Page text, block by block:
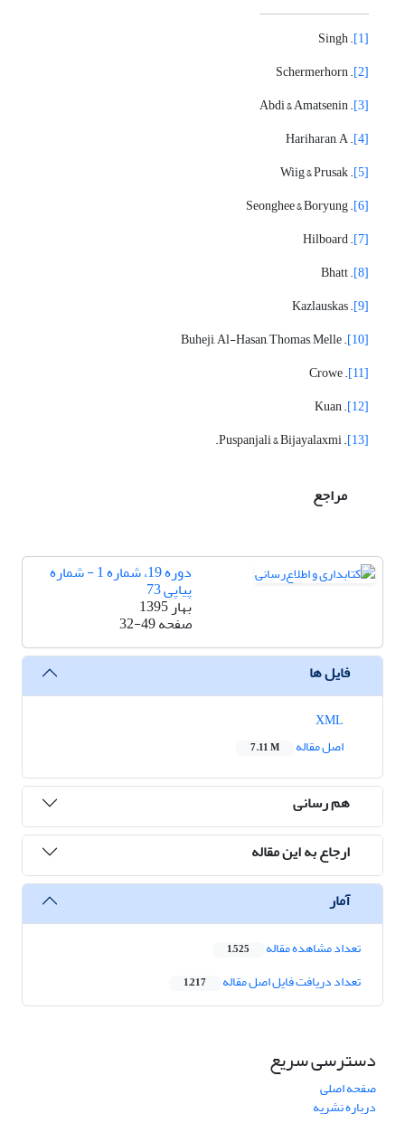
[1]
. Singh
[2]
. Schermerhorn
[3]
. Abdi & Amatsenin
[4]
. Hariharan, A
[5]
. Wiig & Prusak
[6]
. Seonghee & Boryung
[7]
. Hilboard
[8]
. Bhatt
[9]
. Kazlauskas
[10]
. Buheji, Al-Hasan, Thomas, Melle
[11]
. Crowe
[12]
. Kuan
[13]
. Puspanjali & Bijayalaxmi.
مراجع
دوره 19، شماره 1 - شماره
پیاپی 73
بهار 1395
صفحه32-49
فایل ها
اصل مقاله
7.11 M
هم رسانی
ارجاع به این مقاله
آمار
تعداد مشاهده مقاله 1,525
تعداد دریافت فایل اصل مقاله 1,217
دسترسی سریع
صفحه اصلی
درباره نشریه